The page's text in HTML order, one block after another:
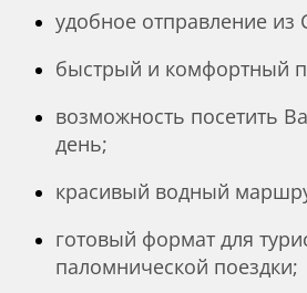
удобное отправление из
быстрый и комфортный
возможность посетить
день;
красивый водный
готовый формат для
паломнической поездки;